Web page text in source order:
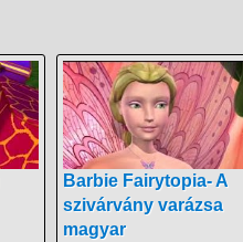
Barbie Fairytopia- A
szivárvány varázsa
magyar